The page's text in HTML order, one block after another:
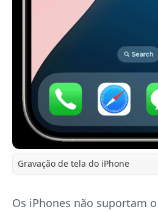
Gravação de tela do iPhone
Os iPhones não suportam